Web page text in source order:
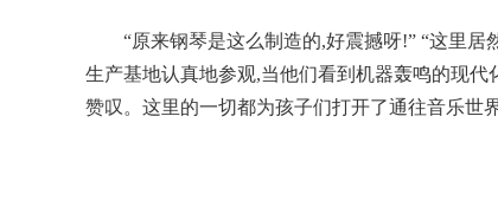
“原来钢琴是这么制造的,好震撼呀!” “这里
生产基地认真地参观,当他们看到机器轰鸣的现
赞叹。这里的一切都为孩子们打开了通往音乐世界